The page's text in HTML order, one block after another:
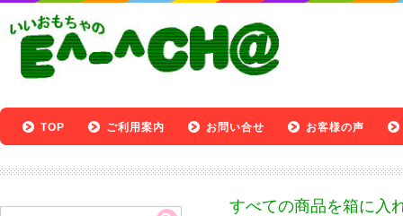
TOP ご利用案内 お問い合せ お客様の声
すべての商品を箱に入